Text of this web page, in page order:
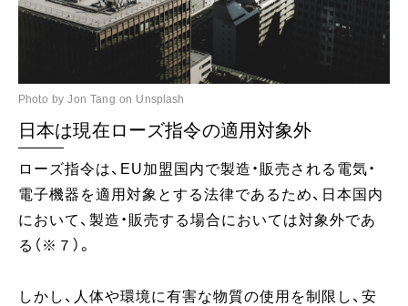
Photo by Jon Tang on Unsplash
日本は現在ローズ指令の適用対象外
ローズ指令は、EU加盟国内で製造・販売される電気・
電子機器を適用対象とする法律であるため、日本国内
において、製造・販売する場合においては対象外であ
る（※７）。
しかし、人体や環境に有害な物質の使用を制限し、安